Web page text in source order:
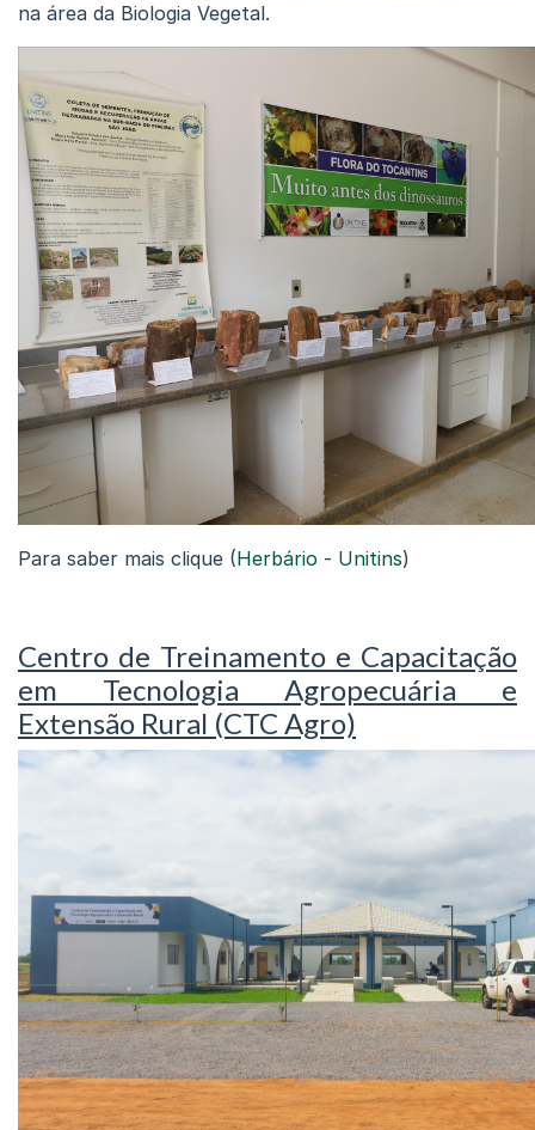
na área da Biologia Vegetal.
Para saber mais clique (Herbário - Unitins)
Centro de Treinamento e Capacitação
em Tecnologia Agropecuária e
Extensão Rural (CTC Agro)